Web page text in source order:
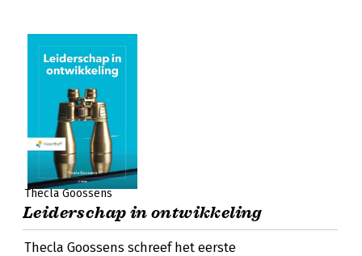
Thecla Goossens
Leiderschap in ontwikkeling
Thecla Goossens schreef het eerste